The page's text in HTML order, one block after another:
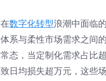
数字化转型浪潮中面临
系与柔性市场需求之间
态，当定制化需求占比
日均损失超万元，这些